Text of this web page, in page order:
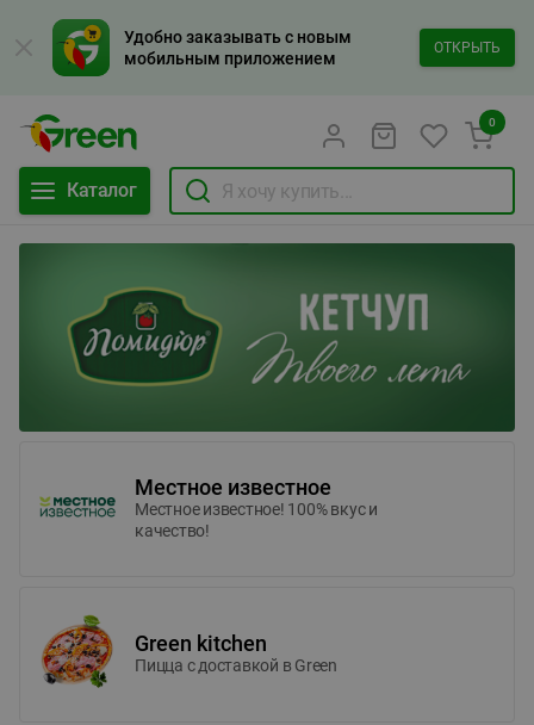
Удобно заказывать с новым
мобильным приложением
ОТКРЫТЬ
Каталог
0
Местное известное
Местное известное! 100% вкус и
качество!
Green kitchen
Пицца c доставкой в Green